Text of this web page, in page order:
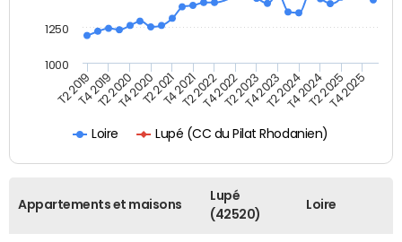
Loire Lupé (CC du Pilat Rhodanien)
T2 2019T4 2019T2 2020T4 2020T2 2021T4 2021T2 2022T4 2022T2 2023T4 2023T2 2024T4 2024T2 2025T4 2025
1000
1250
Appartements et maisons
Lupé
(42520)
Loire